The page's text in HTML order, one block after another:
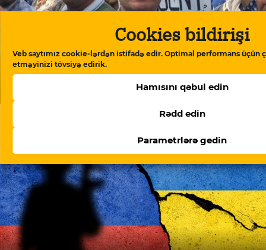
Cookies bildirişi
Veb saytımız cookie-lərdən istifadə edir. Optimal performans üçün
etməyinizi tövsiyə edirik.
Hamısını qəbul edin
Rədd edin
Parametrlərə gedin
Həbsdə olan ictimai fəalın cəzası ağırlaşdırılıb